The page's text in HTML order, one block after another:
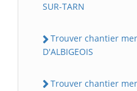
SUR-TARN
Trouver chantier
D'ALBIGEOIS
Trouver chantier